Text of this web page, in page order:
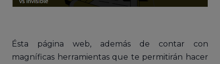
Ésta página web, además de contar con
magníficas herramientas que te permitirán hacer